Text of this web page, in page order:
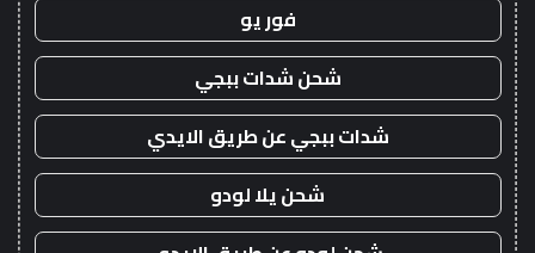
فور يو
شحن شدات ببجي
شدات ببجي عن طريق الايدي
شحن يلا لودو